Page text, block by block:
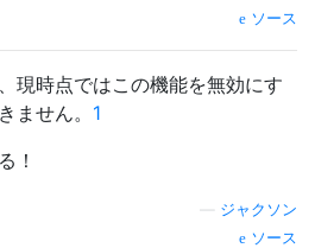
ソース
現時点ではこの機能を無効にす
ません。 1
！
ジャクソン
ソース